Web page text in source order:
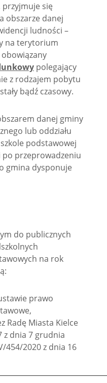
się
obszarze danej
ludności –
na terytorium
polegający
z rodzajem pobytu
bądź czasowy.
danej gminy
lub oddziału
podstawowej
przeprowadzeniu
gmina dysponuje
do publicznych
na rok
prawo
Radę Miasta Kielce
z dnia 7 grudnia
454/2020 z dnia 16